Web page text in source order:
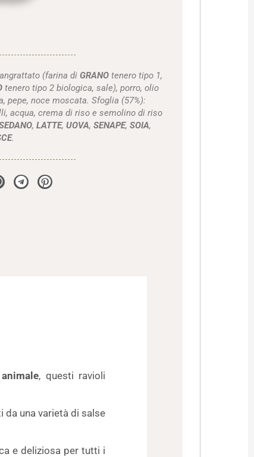
(farina di GRANOtenero tipo 1,
tenero tipo 2 biologica, sale), porro, olio
pepe, noce moscata. Sfoglia (57%):
acqua, crema di riso e semolino di riso
,LATTE,UOVA,SENAPE,SOIA,
.
, questi ravioli
una varietà di salse
e deliziosa per tutti i